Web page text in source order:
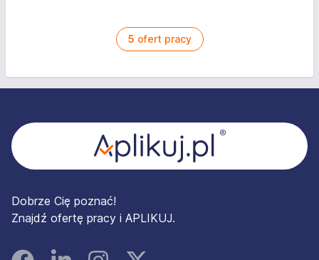
5 ofert pracy
Dobrze Cię poznać!
Znajdź ofertę pracy i APLIKUJ.
FacebookLinked InInstagramInstagram